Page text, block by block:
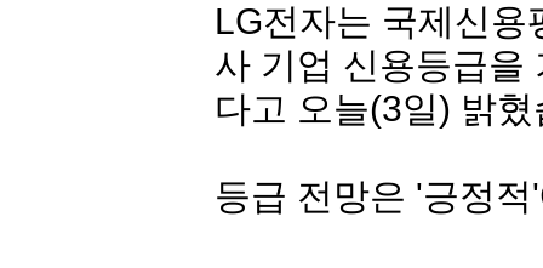
LG전자는 국제신용
사 기업 신용등급을
다고 오늘(3일) 밝
등급 전망은 '긍정